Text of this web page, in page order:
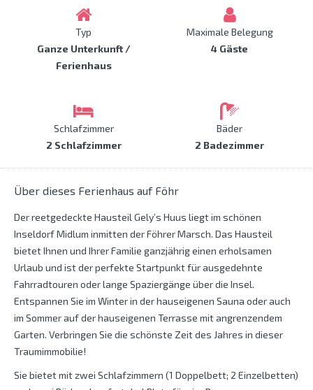
Typ
Ganze Unterkunft /
Ferienhaus
Maximale Belegung
4 Gäste
Schlafzimmer
2 Schlafzimmer
Bäder
2 Badezimmer
Über dieses Ferienhaus auf Föhr
Der reetgedeckte Hausteil Gely’s Huus liegt im schönen
Inseldorf Midlum inmitten der Föhrer Marsch. Das Hausteil
bietet Ihnen und Ihrer Familie ganzjährig einen erholsamen
Urlaub und ist der perfekte Startpunkt für ausgedehnte
Fahrradtouren oder lange Spaziergänge über die Insel.
Entspannen Sie im Winter in der hauseigenen Sauna oder auch
im Sommer auf der hauseigenen Terrasse mit angrenzendem
Garten. Verbringen Sie die schönste Zeit des Jahres in dieser
Traumimmobilie!
Sie bietet mit zwei Schlafzimmern (1 Doppelbett; 2 Einzelbetten)